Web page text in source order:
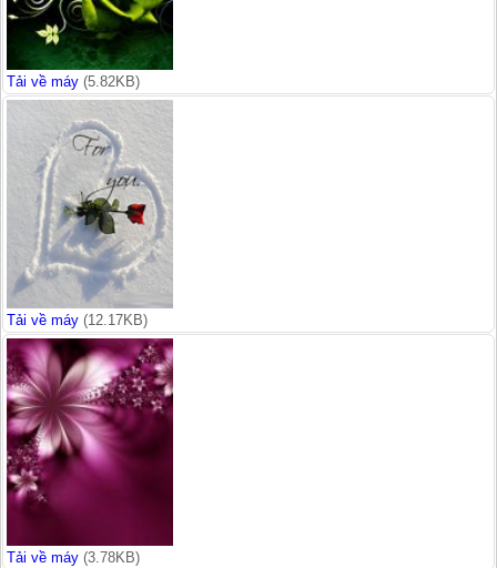
Tải về máy (5.82KB)
Tải về máy (12.17KB)
Tải về máy (3.78KB)